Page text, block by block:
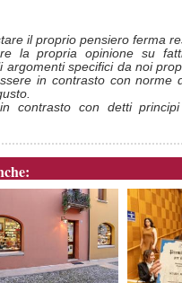
il proprio pensiero ferma
la propria opinione su
argomenti specifici da noi
in contrasto con norme
contrasto con detti